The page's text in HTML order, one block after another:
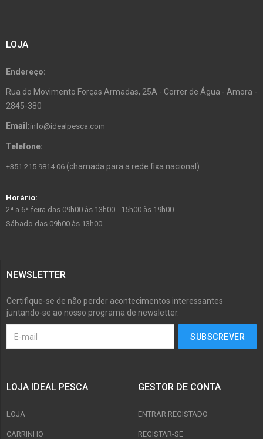
LOJA
Endereço:
Rua do Movimento Forças Armadas, 25A - Correr de Água - Amora -
2845-380
Email:info@idealpesca.com
Telefone:
+351 215 9814 06 (chamada para a rede fixa nacional)
Horário:
2ª a 6ª feira das 09h00 às 13h00 - 15h00 às 19h00
Sábado das 09h00 às 13h00
NEWSLETTER
Certifique-se de não perder acontecimentos interessantes
juntando-se ao nosso programa de newsletter.
LOJA IDEAL PESCA
LOJA
CARRINHO
GESTOR DE CONTA
ENTRAR REGISTADO
REGISTAR-SE